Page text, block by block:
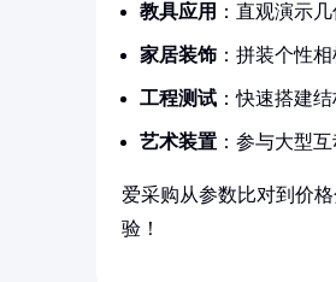
教具应用 ：直观演示
家居装饰 ：拼装个性
工程测试 ：快速搭建
艺术装置 ：参与大型
爱采购从参数比对到价
验！